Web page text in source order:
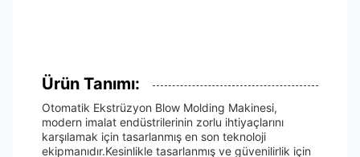
Ürün Tanımı:
Otomatik Ekstrüzyon Blow Molding Makinesi,
modern imalat endüstrilerinin zorlu ihtiyaçlarını
karşılamak için tasarlanmış en son teknoloji
ekipmanıdır.Kesinlikle tasarlanmış ve güvenilirlik için